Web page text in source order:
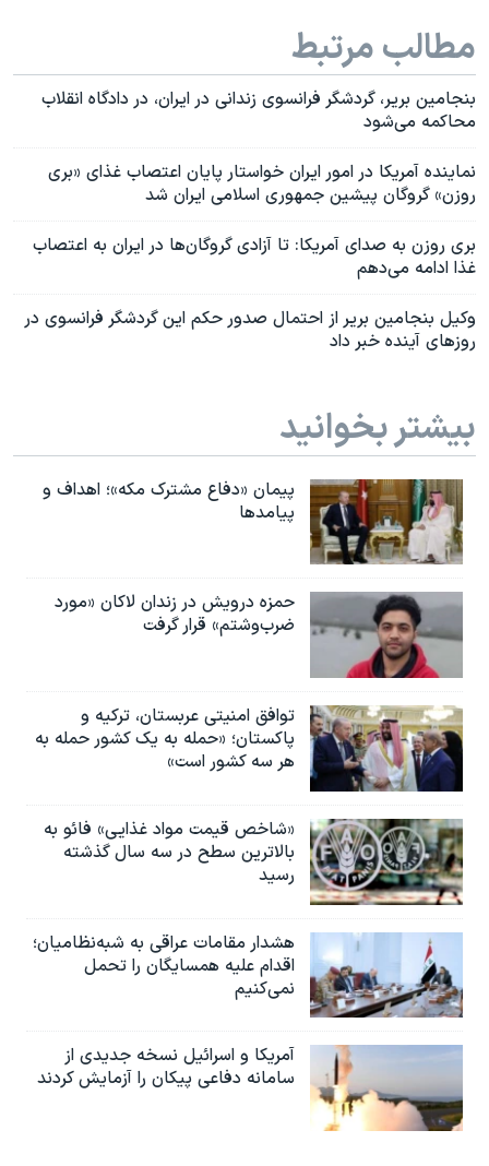
مطالب مرتبط
بنجامین بریر، گردشگر فرانسوی زندانی در ایران، در دادگاه انقلاب
محاکمه می‌شود
نماینده آمریکا در امور ایران خواستار پایان اعتصاب غذای «بری
روزن» گروگان پیشین جمهوری اسلامی ایران شد
بری روزن به صدای آمریکا: تا آزادی گروگان‌ها در ایران به اعتصاب
غذا ادامه می‌دهم
وکیل بنجامین بریر از احتمال صدور حکم این گردشگر فرانسوی در
روزهای آینده خبر داد
بیشتر بخوانید
پیمان «دفاع مشترک مکه»؛ اهداف و
پیامدها
حمزه درویش در زندان لاکان «مورد
ضرب‌وشتم» قرار گرفت
توافق امنیتی عربستان، ترکیه و
پاکستان؛ «حمله به یک کشور حمله به
هر سه کشور است»
«شاخص قیمت مواد غذایی» فائو به
بالاترین سطح در سه سال گذشته
رسید
هشدار مقامات عراقی به شبه‌نظامیان؛
اقدام علیه همسایگان را تحمل
نمی‌کنیم
آمریکا و اسرائیل نسخه جدیدی از
سامانه دفاعی پیکان را آزمایش کردند